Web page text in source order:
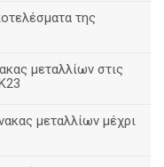
της
μεταλλίων στις
μεταλλίων μέχρι